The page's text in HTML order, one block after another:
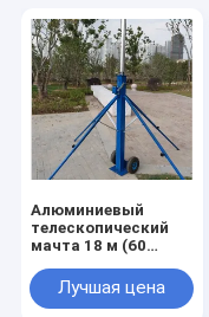
Алюминиевый
телескопический
мачта 18 м (60
портативный
коленчатый столб -
Лучшая цена